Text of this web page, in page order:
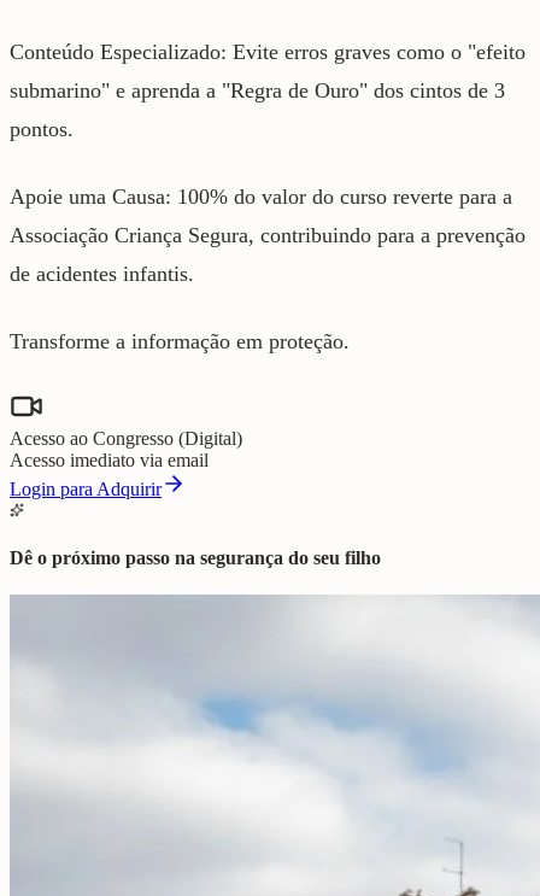
Conteúdo Especializado: Evite erros graves como o "efeito
submarino" e aprenda a "Regra de Ouro" dos cintos de 3
pontos.
Apoie uma Causa: 100% do valor do curso reverte para a
Associação Criança Segura, contribuindo para a prevenção
de acidentes infantis.
Transforme a informação em proteção.
Acesso ao Congresso (Digital)
Acesso imediato via email
Login para Adquirir
Dê o próximo passo na segurança do seu filho